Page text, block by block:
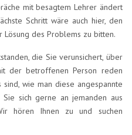
mit besagtem Lehrer ändert
Schritt wäre auch hier, den
des Problems zu bitten.
die Sie verunsichert, über
der betroffenen Person reden
wie man diese angespannte
Sie sich gerne an jemanden aus
hören Ihnen zu und suchen